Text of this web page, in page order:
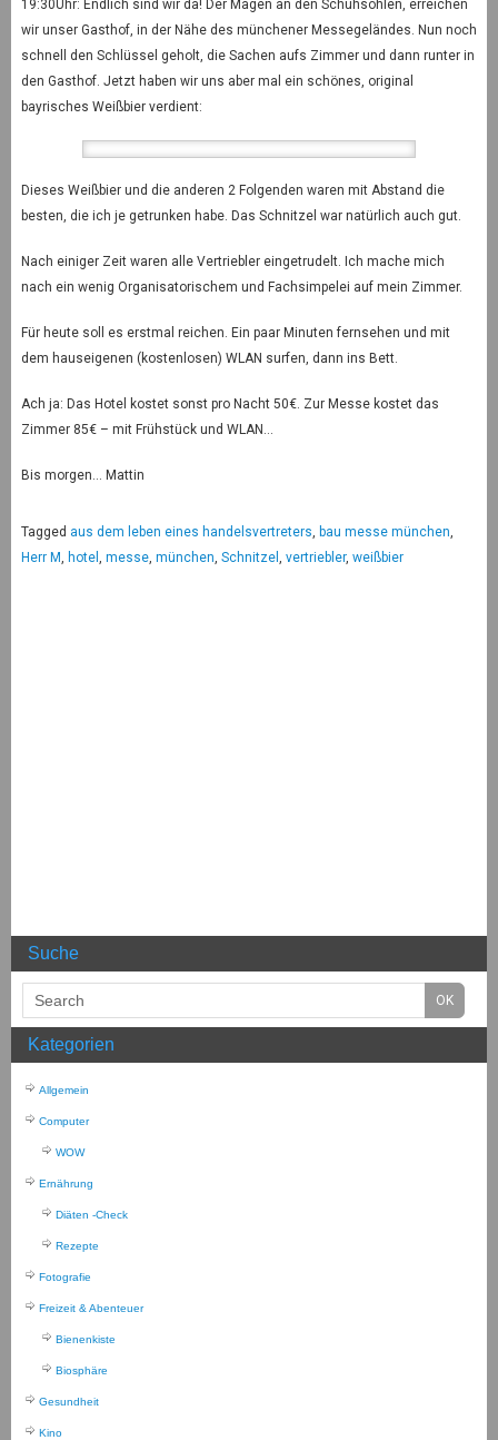
19:30Uhr: Endlich sind wir da! Der Magen an den Schuhsohlen, erreichen
wir unser Gasthof, in der Nähe des münchener Messegeländes. Nun noch
schnell den Schlüssel geholt, die Sachen aufs Zimmer und dann runter in
den Gasthof. Jetzt haben wir uns aber mal ein schönes, original
bayrisches Weißbier verdient:
Dieses Weißbier und die anderen 2 Folgenden waren mit Abstand die
besten, die ich je getrunken habe. Das Schnitzel war natürlich auch gut.
Nach einiger Zeit waren alle Vertriebler eingetrudelt. Ich mache mich
nach ein wenig Organisatorischem und Fachsimpelei auf mein Zimmer.
Für heute soll es erstmal reichen. Ein paar Minuten fernsehen und mit
dem hauseigenen (kostenlosen) WLAN surfen, dann ins Bett.
Ach ja: Das Hotel kostet sonst pro Nacht 50€. Zur Messe kostet das
Zimmer 85€ – mit Frühstück und WLAN…
Bis morgen… Mattin
Tagged aus dem leben eines handelsvertreters, bau messe münchen,
Herr M, hotel , messe, münchen, Schnitzel , vertriebler, weißbier
Suche
Kategorien
Allgemein
Computer
WOW
Ernährung
Diäten -Check
Rezepte
Fotografie
Freizeit & Abenteuer
Bienenkiste
Biosphäre
Gesundheit
Kino